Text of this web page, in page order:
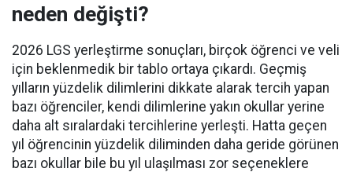
neden değişti?
2026 LGS yerleştirme sonuçları, birçok öğrenci ve veli
için beklenmedik bir tablo ortaya çıkardı. Geçmiş
yılların yüzdelik dilimlerini dikkate alarak tercih yapan
bazı öğrenciler, kendi dilimlerine yakın okullar yerine
daha alt sıralardaki tercihlerine yerleşti. Hatta geçen
yıl öğrencinin yüzdelik diliminden daha geride görünen
bazı okullar bile bu yıl ulaşılması zor seçeneklere